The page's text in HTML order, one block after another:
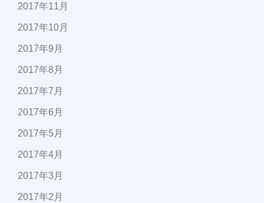
2017年11月
2017年10月
2017年9月
2017年8月
2017年7月
2017年6月
2017年5月
2017年4月
2017年3月
2017年2月